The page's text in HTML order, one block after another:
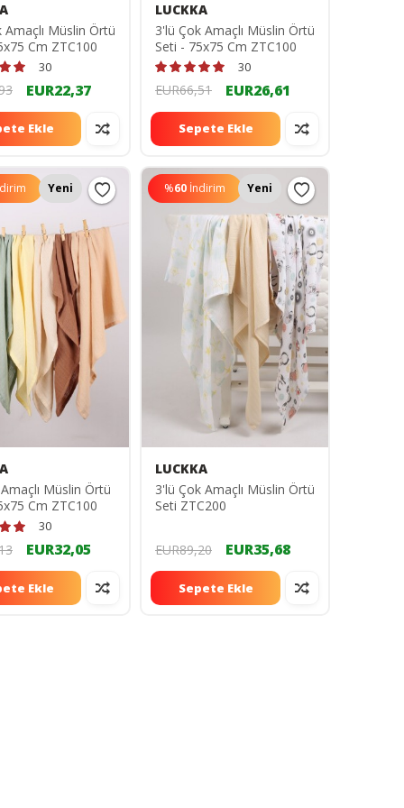
Amaçlı Müslin Örtü
Cm ZTC100
30
EUR22,37
Ekle
LUCKKA
3'lü Çok Amaçlı Müslin Örtü
Seti - 75x75 Cm ZTC100
30
EUR66,51 EUR26,61
Sepete Ekle
Yeni
Müslin Örtü
Cm ZTC100
30
EUR32,05
Ekle
%60 İndirim Yeni
LUCKKA
3'lü Çok Amaçlı Müslin Örtü
Seti ZTC200
EUR89,20 EUR35,68
Sepete Ekle